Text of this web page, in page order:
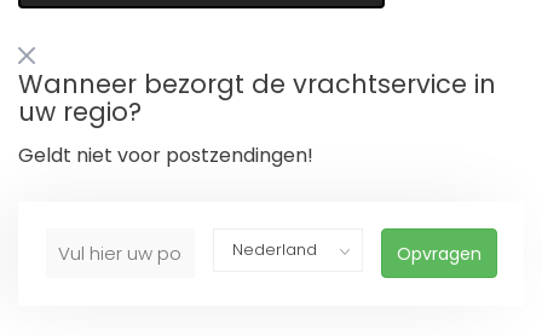
Wanneer bezorgt de vrachtservice in
uw regio?
Geldt niet voor postzendingen!
Opvragen